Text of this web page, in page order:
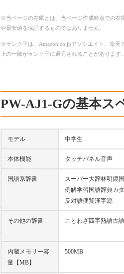
※当ページの在庫とは、当ページ作成時点での在
や最安値を保証するものではありません。
※ランク王は、Amazon.co.jpアソシエイト、楽天
上の一部がランク王に還元されることがあります。
PW-AJ1-Gの基本ス
モデル 中学生
本体機能 タッチパネル音声
国語系辞書
スーパー大辞林明鏡
例解学習国語辞典カ
反対語便覧漢字源
その他の辞書 ことわざ四字熟語古
内蔵メモリー容
量【MB】
500MB